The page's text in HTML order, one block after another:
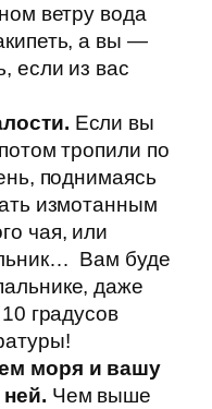
ветру вода
а вы —
если из вас
Если вы
тропили по
поднимаясь
измотанным
чая, или
Вам буде
даже
градусов
моря и вашу
Чем выше